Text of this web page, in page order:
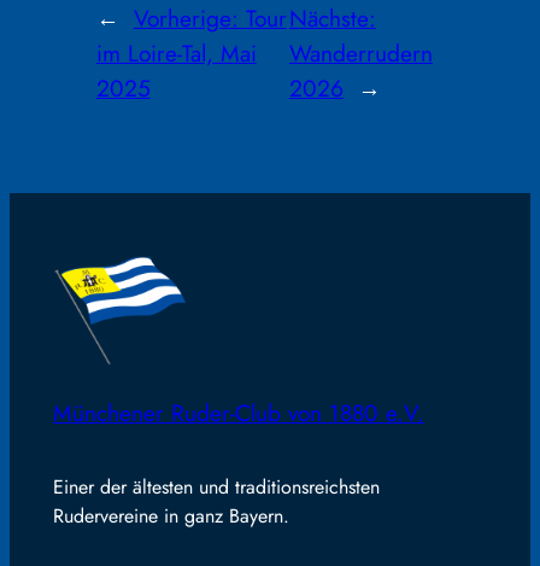
← Vorherige: Tour
im Loire-Tal, Mai
2025
Nächste:
Wanderrudern
2026 →
Münchener Ruder-Club von 1880 e.V.
Einer der ältesten und traditionsreichsten
Rudervereine in ganz Bayern.